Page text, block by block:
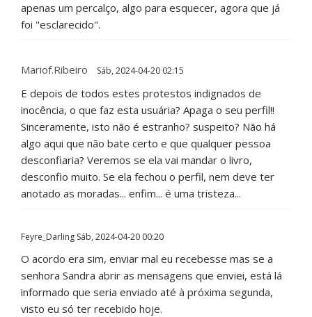
apenas um percalço, algo para esquecer, agora que já
foi "esclarecido".
Mariof.ribeiro Sáb, 2024-04-20 02:15
E depois de todos estes protestos indignados de
inocência, o que faz esta usuária? Apaga o seu perfil!!
Sinceramente, isto não é estranho? suspeito? Não há
algo aqui que não bate certo e que qualquer pessoa
desconfiaria? Veremos se ela vai mandar o livro,
desconfio muito. Se ela fechou o perfil, nem deve ter
anotado as moradas... enfim... é uma tristeza...
Feyre_Darling Sáb, 2024-04-20 00:20
O acordo era sim, enviar mal eu recebesse mas se a
senhora Sandra abrir as mensagens que enviei, está lá
informado que seria enviado até à próxima segunda,
visto eu só ter recebido hoje.